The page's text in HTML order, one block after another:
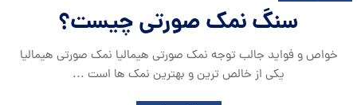
سنگ نمک صورتی چیست؟
خواص و فواید جالب توجه نمک صورتی هیمالیا نمک صورتی هیمالیا
یکی از خالص ترین و بهترین نمک ها است ...